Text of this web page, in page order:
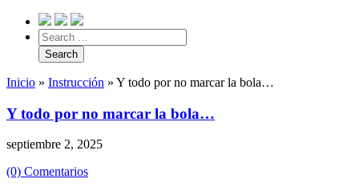
Inicio » Instrucción » Y todo por no marcar la bola…
Y todo por no marcar la bola…
septiembre 2, 2025
(0) Comentarios